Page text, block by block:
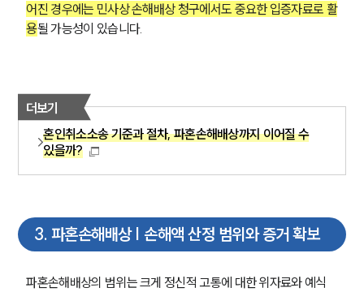
어진 경우에는 민사상 손해배상 청구에서도 중요한 입증자료로 활
용될 가능성이 있습니다.
더보기
혼인취소소송 기준과 절차, 파혼손해배상까지 이어질 수
있을까?
3. 파혼손해배상 | 손해액 산정 범위와 증거 확보
파혼손해배상의 범위는 크게 정신적 고통에 대한 위자료와 예식